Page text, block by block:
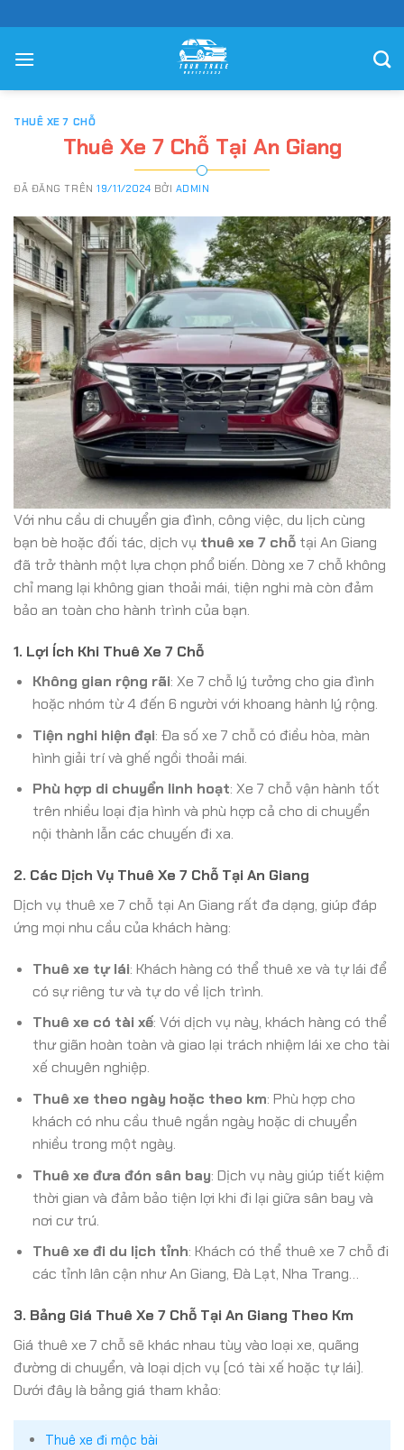
đến
nội
THUÊ XE 7 CHỖ
Thuê Xe 7 Chỗ Tại An Giang
ĐÃ ĐĂNG TRÊN19/11/2024 BỞI ADMIN
Với nhu cầu di chuyển gia đình, công việc, du lịch cùng
bạn bè hoặc đối tác, dịch vụ thuê xe 7 chỗ tại An Giang
đã trở thành một lựa chọn phổ biến. Dòng xe 7 chỗ không
chỉ mang lại không gian thoải mái, tiện nghi mà còn đảm
bảo an toàn cho hành trình của bạn.
1. Lợi Ích Khi Thuê Xe 7 Chỗ
Không gian rộng rãi: Xe 7 chỗ lý tưởng cho gia đình
hoặc nhóm từ 4 đến 6 người với khoang hành lý rộng.
Tiện nghi hiện đại: Đa số xe 7 chỗ có điều hòa, màn
hình giải trí và ghế ngồi thoải mái.
Phù hợp di chuyển linh hoạt: Xe 7 chỗ vận hành tốt
trên nhiều loại địa hình và phù hợp cả cho di chuyển
nội thành lẫn các chuyến đi xa.
2. Các Dịch Vụ Thuê Xe 7 Chỗ Tại An Giang
Dịch vụ thuê xe 7 chỗ tại An Giang rất đa dạng, giúp đáp
ứng mọi nhu cầu của khách hàng:
Thuê xe tự lái: Khách hàng có thể thuê xe và tự lái để
có sự riêng tư và tự do về lịch trình.
Thuê xe có tài xế: Với dịch vụ này, khách hàng có thể
thư giãn hoàn toàn và giao lại trách nhiệm lái xe cho tài
xế chuyên nghiệp.
Thuê xe theo ngày hoặc theo km: Phù hợp cho
khách có nhu cầu thuê ngắn ngày hoặc di chuyển
nhiều trong một ngày.
Thuê xe đưa đón sân bay: Dịch vụ này giúp tiết kiệm
thời gian và đảm bảo tiện lợi khi đi lại giữa sân bay và
nơi cư trú.
Thuê xe đi du lịch tỉnh: Khách có thể thuê xe 7 chỗ đi
các tỉnh lân cận như An Giang, Đà Lạt, Nha Trang…
3. Bảng Giá Thuê Xe 7 Chỗ Tại An Giang Theo Km
Giá thuê xe 7 chỗ sẽ khác nhau tùy vào loại xe, quãng
đường di chuyển, và loại dịch vụ (có tài xế hoặc tự lái).
Dưới đây là bảng giá tham khảo:
Thuê xe đi mộc bài